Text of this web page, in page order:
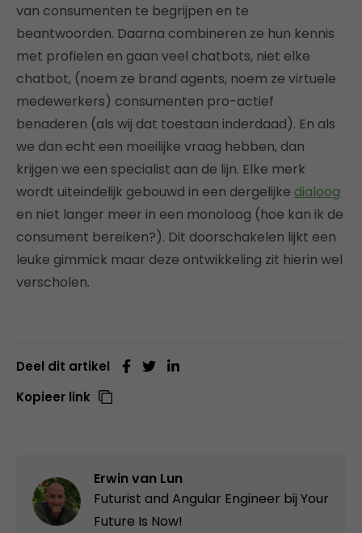
van consumenten te begrijpen en te
beantwoorden. Daarna combineren ze hun kennis
met profielen en gaan veel chatbots, niet elke
chatbot, (noem ze brand agents, noem ze virtuele
medewerkers) consumenten pro-actief
benaderen (als wij dat toestaan inderdaad). En als
we dan echt een moeilijke vraag hebben, dan
krijgen we een specialist aan de lijn. Elke merk
wordt uiteindelijk gebouwd in een dergelijke dialoog
en niet langer meer in een monoloog (hoe kan ik de
consument bereiken?). Dit doorschakelen lijkt een
leuke gimmick maar deze ontwikkeling zit hierin wel
verscholen.
Deel dit artikel
Kopieer link
Erwin van Lun
Futurist and Angular Engineer bij Your
Future Is Now!